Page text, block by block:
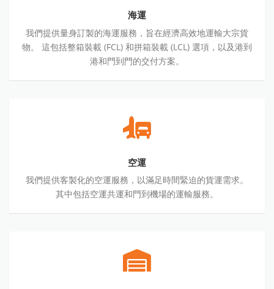
海運
我們提供量身訂製的海運服務，旨在經濟高效地運輸大宗貨
物。 這包括整箱裝載 (FCL) 和拼箱裝載 (LCL) 選項，以及港到
港和門到門的交付方案。
空運
我們提供客製化的空運服務，以滿足時間緊迫的貨運需求。
其中包括空運共運和門到機場的運輸服務。